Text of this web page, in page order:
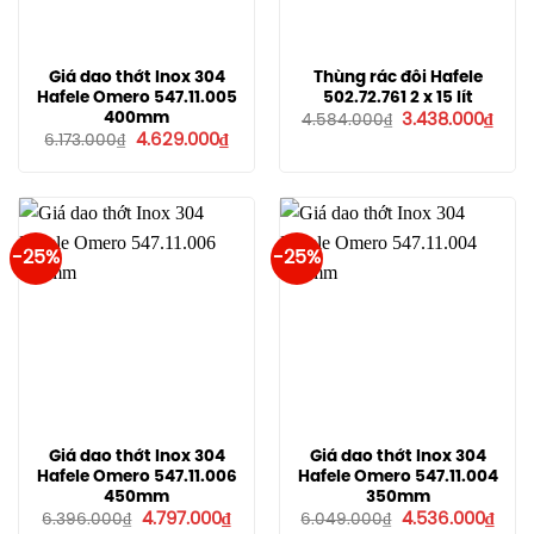
Giá dao thớt Inox 304
Hafele Omero 547.11.005
400mm
6.173.000₫
Giá
4.629.000₫Giá
4.629.000₫.
Thùng rác đôi Hafele
502.72.761 2 x 15 lít
4.584.000₫ Giá
3.438.000₫Giá
-25%
Giá dao thớt Inox 304
Hafele Omero 547.11.006
450mm
6.396.000₫
Giá
4.797.000₫Giá
-25%
Giá dao thớt Inox 304
Hafele Omero 547.11.004
350mm
6.049.000₫
Giá
4.536.000₫Giá